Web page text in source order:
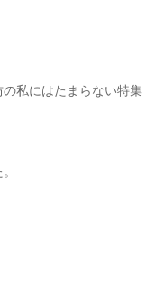
私にはたまらない特集